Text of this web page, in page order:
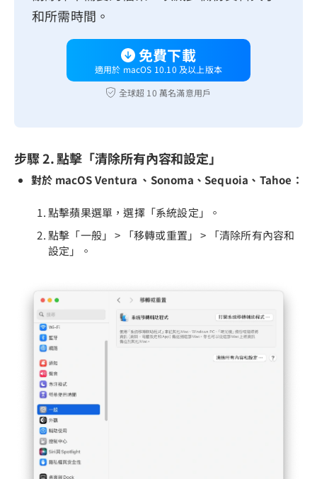
和所需時間。
免費下載
適用於 macOS 10.10 及以上版本
全球超 10 萬名滿意用戶
步驟 2. 點擊「清除所有內容和設定」
對於 macOS Ventura 、Sonoma、Sequoia、Tahoe：
點擊蘋果選單，選擇「系統設定」。
點擊「一般」 > 「移轉或重置」 > 「清除所有內容和
設定」。